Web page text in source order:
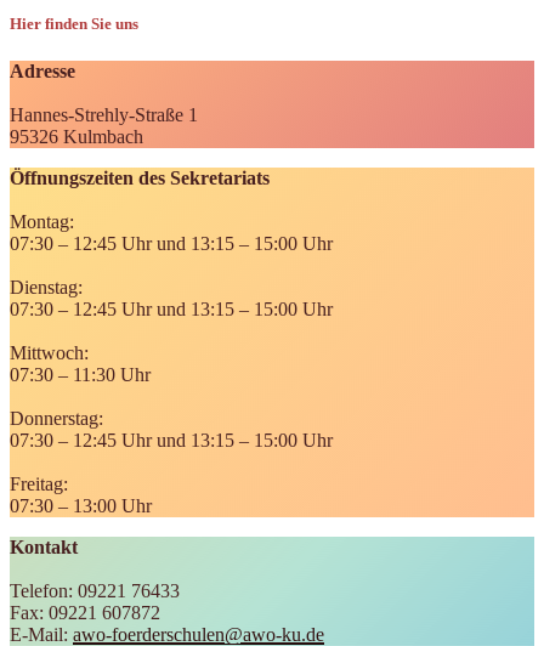
Hier finden Sie uns
Adresse
Hannes-Strehly-Straße 1
95326 Kulmbach
Öffnungszeiten des Sekretariats
Montag:
07:30 – 12:45 Uhr und 13:15 – 15:00 Uhr
Dienstag:
07:30 – 12:45 Uhr und 13:15 – 15:00 Uhr
Mittwoch:
07:30 – 11:30 Uhr
Donnerstag:
07:30 – 12:45 Uhr und 13:15 – 15:00 Uhr
Freitag:
07:30 – 13:00 Uhr
Kontakt
Telefon: 09221 76433
Fax: 09221 607872
E-Mail: awo-foerderschulen@awo-ku.de